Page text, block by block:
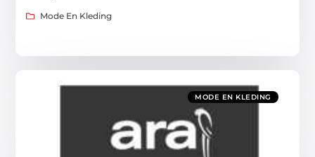
Mode En Kleding
MODE EN KLEDING